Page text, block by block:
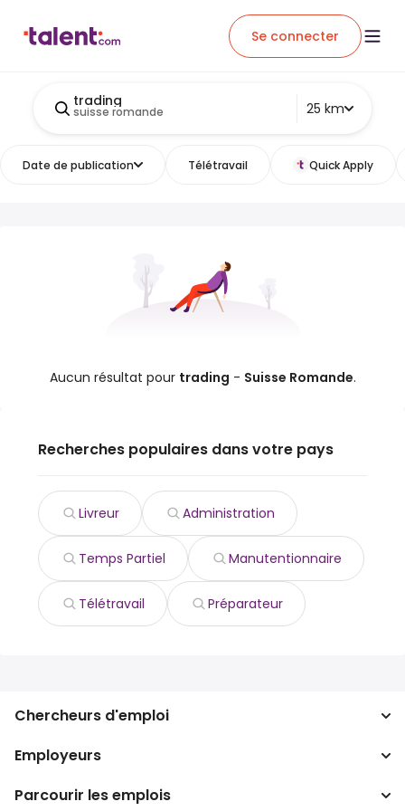
Se connecter
trading
suisse romande 25 km
Date de publication Télétravail Quick Apply
Aucun résultat pour trading - Suisse Romande.
Recherches populaires dans votre pays
Livreur Administration
Temps Partiel Manutentionnaire
Télétravail Préparateur
Chercheurs d'emploi
Recherche d'emploi
Recherche de salaire
Employeurs
Entreprises
Parcourir les emplois